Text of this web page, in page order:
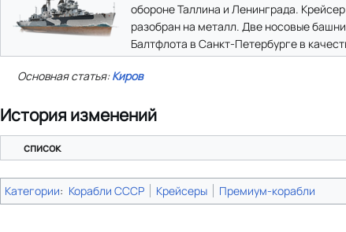
обороне Таллина и Ленинграда.
разобран на металл. Две носовые
Балтфлота в Санкт-Петербурге в
Основная статья:Киров
История изменений
список
Категории: Корабли СССР Крейсеры Премиум-корабли